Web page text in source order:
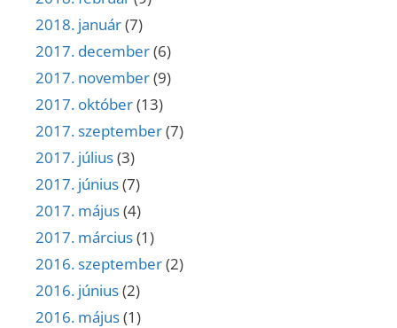
2018. január(7)
2017. december(6)
2017. november(9)
2017. október(13)
2017. szeptember(7)
2017. július(3)
2017. június(7)
2017. május(4)
2017. március(1)
2016. szeptember(2)
2016. június(2)
2016. május(1)